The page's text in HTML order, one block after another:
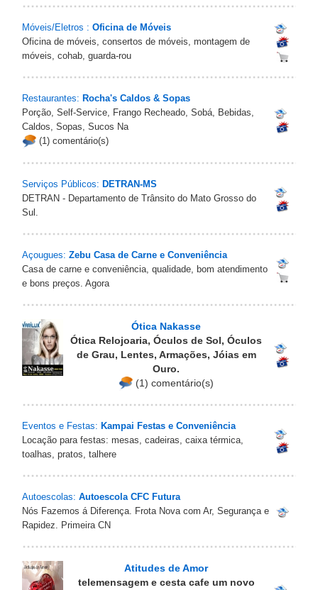
Móveis/Eletros : Oficina de Móveis
Oficina de móveis, consertos de móveis, montagem de
móveis, cohab, guarda-rou
Restaurantes: Rocha's Caldos & Sopas
Porção, Self-Service, Frango Recheado, Sobá, Bebidas,
Caldos, Sopas, Sucos Na
(1) comentário(s)
Serviços Públicos: DETRAN-MS
DETRAN - Departamento de Trânsito do Mato Grosso do
Sul.
Açougues: Zebu Casa de Carne e Conveniência
Casa de carne e conveniência, qualidade, bom atendimento
e bons preços. Agora
Ótica Nakasse
Ótica Relojoaria, Óculos de Sol, Óculos
de Grau, Lentes, Armações, Jóias em
Ouro.
(1) comentário(s)
Eventos e Festas: Kampai Festas e Conveniência
Locação para festas: mesas, cadeiras, caixa térmica,
toalhas, pratos, talhere
Autoescolas: Autoescola CFC Futura
Nós Fazemos á Diferença. Frota Nova com Ar, Segurança e
Rapidez. Primeira CN
Atitudes de Amor
telemensagem e cesta cafe um novo